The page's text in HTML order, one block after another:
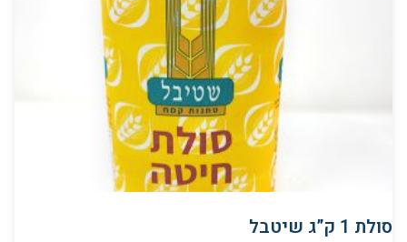
סולת 1 ק”ג שיטבל